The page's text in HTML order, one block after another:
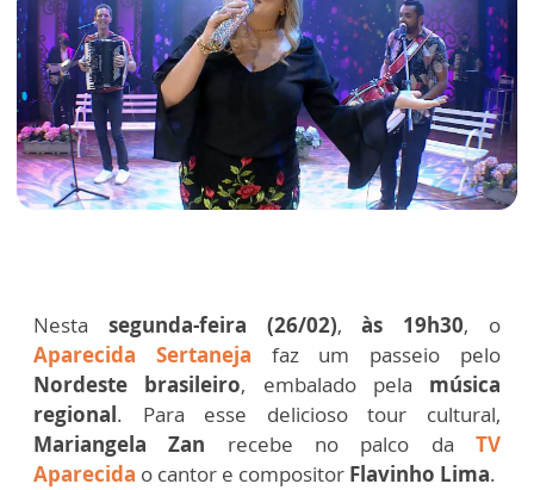
Nesta segunda-feira (26/02), às 19h30, o
Aparecida Sertaneja faz um passeio pelo
Nordeste brasileiro, embalado pela música
regional. Para esse delicioso tour cultural,
Mariangela Zan recebe no palco daTV
Aparecida o cantor e compositor Flavinho Lima.